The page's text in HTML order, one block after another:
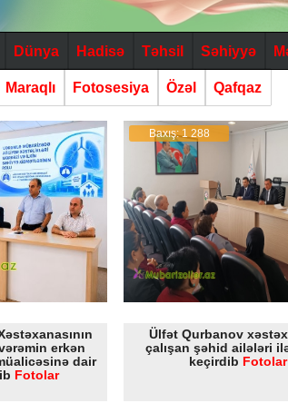
Dünya Hadisə Təhsil Səhiyyə
Maraqlı Fotosesiya Özəl Qafqaz
erkən
dair
Fotolar
Baxış: 1 288
Ülfət Qurbanov
çalışan şəhid ailələri
keçirdib Fotolar